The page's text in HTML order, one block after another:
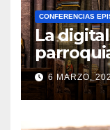
CONFERENCIAS
La
realidad
la Iglesia
6 MARZO,